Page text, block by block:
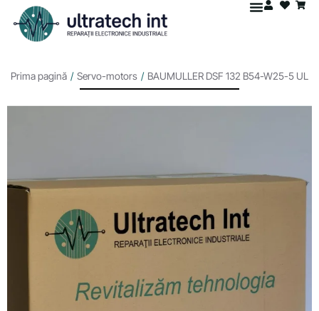
Prima pagină / Servo-motors / BAUMULLER DSF 132 B54-W25-5 UL